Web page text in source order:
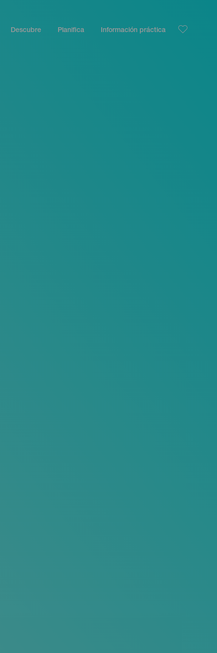
Descubre Planifica Información práctica